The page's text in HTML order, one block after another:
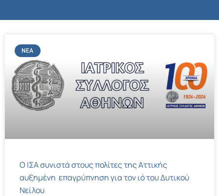
ΝΈΑ
Ο ΙΣΑ συνιστά στους πολίτες της Αττικής
αυξημένη επαγρύπνηση για τον ιό του Δυτικού
Νείλου